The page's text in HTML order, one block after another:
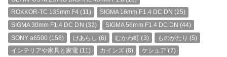
ROKKOR-TC 135mm F4 (11) SIGMA 16mm F1.4 DC DN (25)
SIGMA 30mm F1.4 DC DN (32) SIGMA 56mm F1.4 DC DN (44)
SONY a6500 (158) けあらし (6) むかわ町 (3) ものがたり (5)
インテリアや家具と家電 (11) カインズ(8) ケシュア (7)